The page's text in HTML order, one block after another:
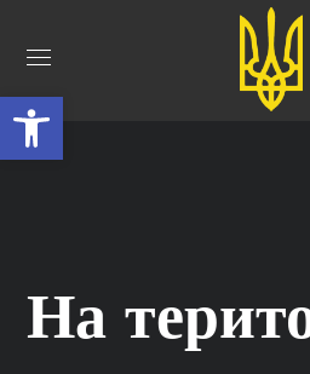
Відкрити Панель інструментів
На